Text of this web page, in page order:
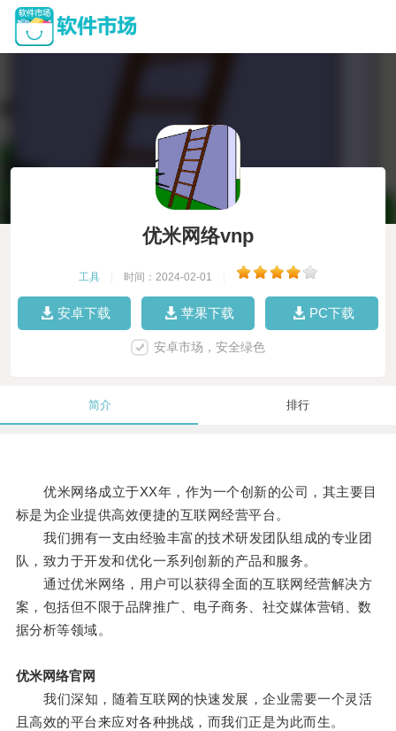
优米网络vnp
工具 时间：2024-02-01
安卓下载 苹果下载 PC下载
安卓市场，安全绿色
简介 排行
优米网络成立于XX年，作为一个创新的公司，其主要目
标是为企业提供高效便捷的互联网经营平台。
我们拥有一支由经验丰富的技术研发团队组成的专业团
队，致力于开发和优化一系列创新的产品和服务。
通过优米网络，用户可以获得全面的互联网经营解决方
案，包括但不限于品牌推广、电子商务、社交媒体营销、数
据分析等领域。
优米网络官网
我们深知，随着互联网的快速发展，企业需要一个灵活
且高效的平台来应对各种挑战，而我们正是为此而生。